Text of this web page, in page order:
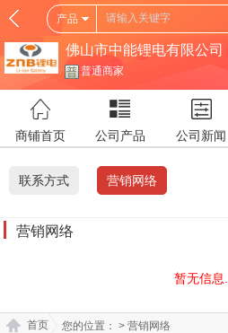
产品
佛山市中能锂电有限公司
普通商家
商铺首页 公司产品 公司新闻
联系方式 营销网络
营销网络
暂无信息.
您的位置：
首页 > 营销网络